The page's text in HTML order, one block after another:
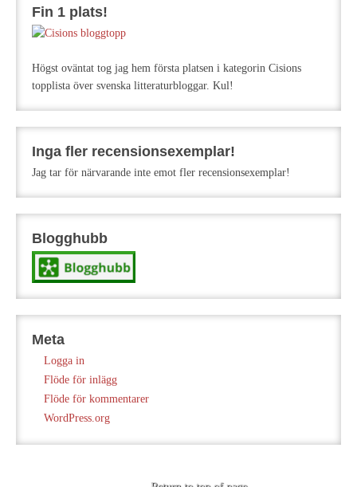
Fin 1 plats!
Högst oväntat tog jag hem första platsen i kategorin Cisions
topplista över svenska litteraturbloggar. Kul!
Inga fler recensionsexemplar!
Jag tar för närvarande inte emot fler recensionsexemplar!
Blogghubb
Meta
Logga in
Flöde för inlägg
Flöde för kommentarer
WordPress.org